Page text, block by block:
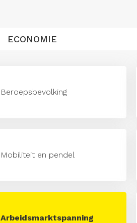
ECONOMIE
Beroepsbevolking
Mobiliteit en pendel
Arbeidsmarktspanning